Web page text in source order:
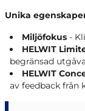
Unika
Miljöfokus -
HELWIT
begränsad
HELWIT
av feedback från